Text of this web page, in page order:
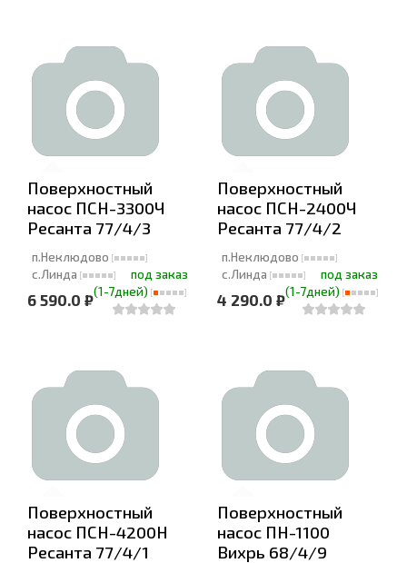
Поверхностный
насос ПСН-3300Ч
Ресанта 77/4/3
п.Неклюдово
с.Линда
под заказ
(1-7дней)
6 590.0 ₽
Поверхностный
насос ПСН-2400Ч
Ресанта 77/4/2
п.Неклюдово
с.Линда
под заказ
(1-7дней)
4 290.0 ₽
Поверхностный
насос ПСН-4200Н
Ресанта 77/4/1
Поверхностный
насос ПН-1100
Вихрь 68/4/9